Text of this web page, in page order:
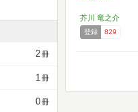
芥川 竜之介
登録 829
2冊
1冊
0冊